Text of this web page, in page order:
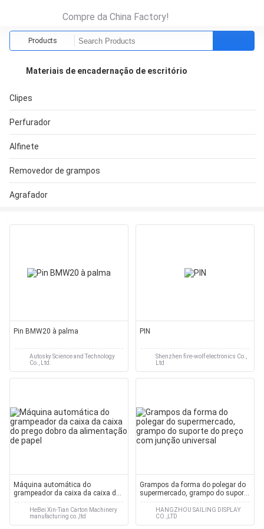
Compre da China Factory!
Products
Materiais de encadernação de escritório
Clipes
Perfurador
Alfinete
Removedor de grampos
Agrafador
Pin BMW20 à palma
Autosky Science and Technology
Co., Ltd.
PIN
Shenzhen fire-wolf electronics Co.,
Ltd
Máquina automática do
grampeador da caixa da caixa do
prego dobro da alimentação de
HeBei Xin-Tian Carton Machinery
manufacturing co.,ltd
Grampos da forma do polegar do
supermercado, grampo do suporte
do preço com junção universal
HANGZHOU SAILING DISPLAY
CO.,LTD